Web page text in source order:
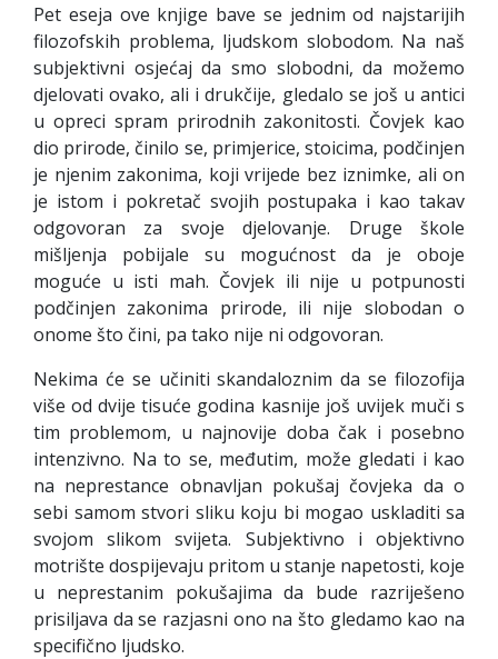
Pet eseja ove knjige bave se jednim od najstarijih
filozofskih problema, ljudskom slobodom. Na naš
subjektivni osjećaj da smo slobodni, da možemo
djelovati ovako, ali i drukčije, gledalo se još u antici
u opreci spram prirodnih zakonitosti. Čovjek kao
dio prirode, činilo se, primjerice, stoicima, podčinjen
je njenim zakonima, koji vrijede bez iznimke, ali on
je istom i pokretač svojih postupaka i kao takav
odgovoran za svoje djelovanje. Druge škole
mišljenja pobijale su mogućnost da je oboje
moguće u isti mah. Čovjek ili nije u potpunosti
podčinjen zakonima prirode, ili nije slobodan o
onome što čini, pa tako nije ni odgovoran.
Nekima će se učiniti skandaloznim da se filozofija
više od dvije tisuće godina kasnije još uvijek muči s
tim problemom, u najnovije doba čak i posebno
intenzivno. Na to se, međutim, može gledati i kao
na neprestance obnavljan pokušaj čovjeka da o
sebi samom stvori sliku koju bi mogao uskladiti sa
svojom slikom svijeta. Subjektivno i objektivno
motrište dospijevaju pritom u stanje napetosti, koje
u neprestanim pokušajima da bude razriješeno
prisiljava da se razjasni ono na što gledamo kao na
specifično ljudsko.